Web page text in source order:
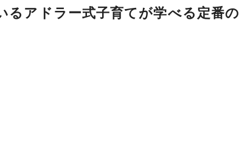
アドラー式子育てが学べる定番の